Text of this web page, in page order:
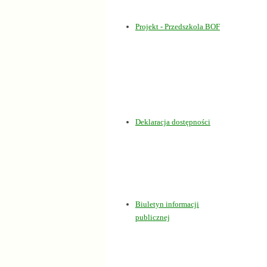
Projekt - Przedszkola BOF
Deklaracja dostępności
Biuletyn informacji
publicznej